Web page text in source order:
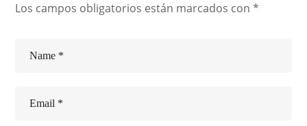
Los campos obligatorios están marcados con*